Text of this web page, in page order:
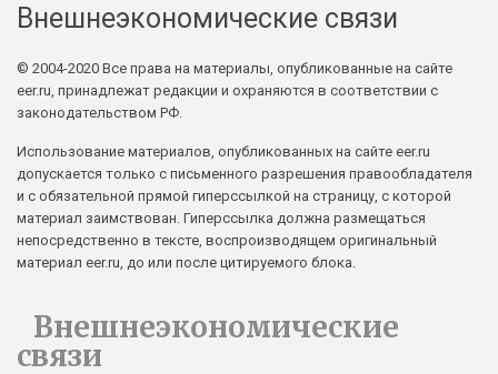
Внешнеэкономические связи
© 2004-2020 Все права на материалы, опубликованные на сайте
eer.ru, принадлежат редакции и охраняются в соответствии с
законодательством РФ.
Использование материалов, опубликованных на сайте eer.ru
допускается только с письменного разрешения правообладателя
и с обязательной прямой гиперссылкой на страницу, с которой
материал заимствован. Гиперссылка должна размещаться
непосредственно в тексте, воспроизводящем оригинальный
материал eer.ru, до или после цитируемого блока.
Внешнеэкономические
связи